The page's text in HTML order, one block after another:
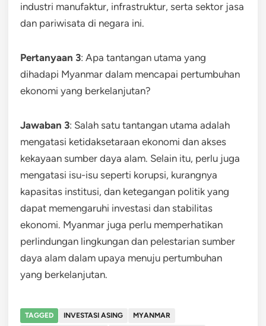
industri manufaktur, infrastruktur, serta sektor jasa
dan pariwisata di negara ini.
Pertanyaan 3: Apa tantangan utama yang
dihadapi Myanmar dalam mencapai pertumbuhan
ekonomi yang berkelanjutan?
Jawaban 3: Salah satu tantangan utama adalah
mengatasi ketidaksetaraan ekonomi dan akses
kekayaan sumber daya alam. Selain itu, perlu juga
mengatasi isu-isu seperti korupsi, kurangnya
kapasitas institusi, dan ketegangan politik yang
dapat memengaruhi investasi dan stabilitas
ekonomi. Myanmar juga perlu memperhatikan
perlindungan lingkungan dan pelestarian sumber
daya alam dalam upaya menuju pertumbuhan
yang berkelanjutan.
TAGGED INVESTASI ASING
MYANMAR